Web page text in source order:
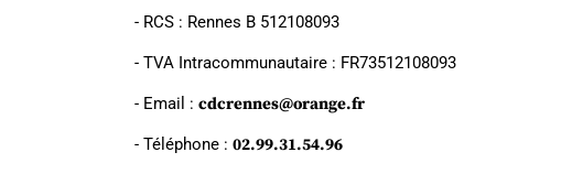
- RCS : Rennes B 512108093
- TVA Intracommunautaire : FR73512108093
- Email : cdcrennes@orange.fr
- Téléphone : 02.99.31.54.96